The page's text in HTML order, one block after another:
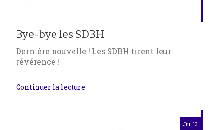
Bye-bye les SDBH
Dernière nouvelle ! Les SDBH tirent leur
révérence !
Continuer la lecture
Juil 13